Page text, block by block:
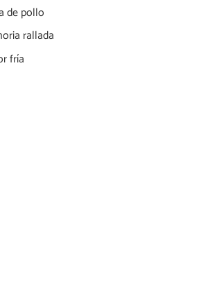
de pollo
rallada
fría